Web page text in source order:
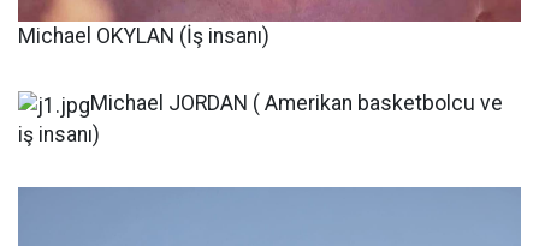
Michael OKYLAN (İş insanı)
Michael JORDAN ( Amerikan basketbolcu ve
iş insanı)